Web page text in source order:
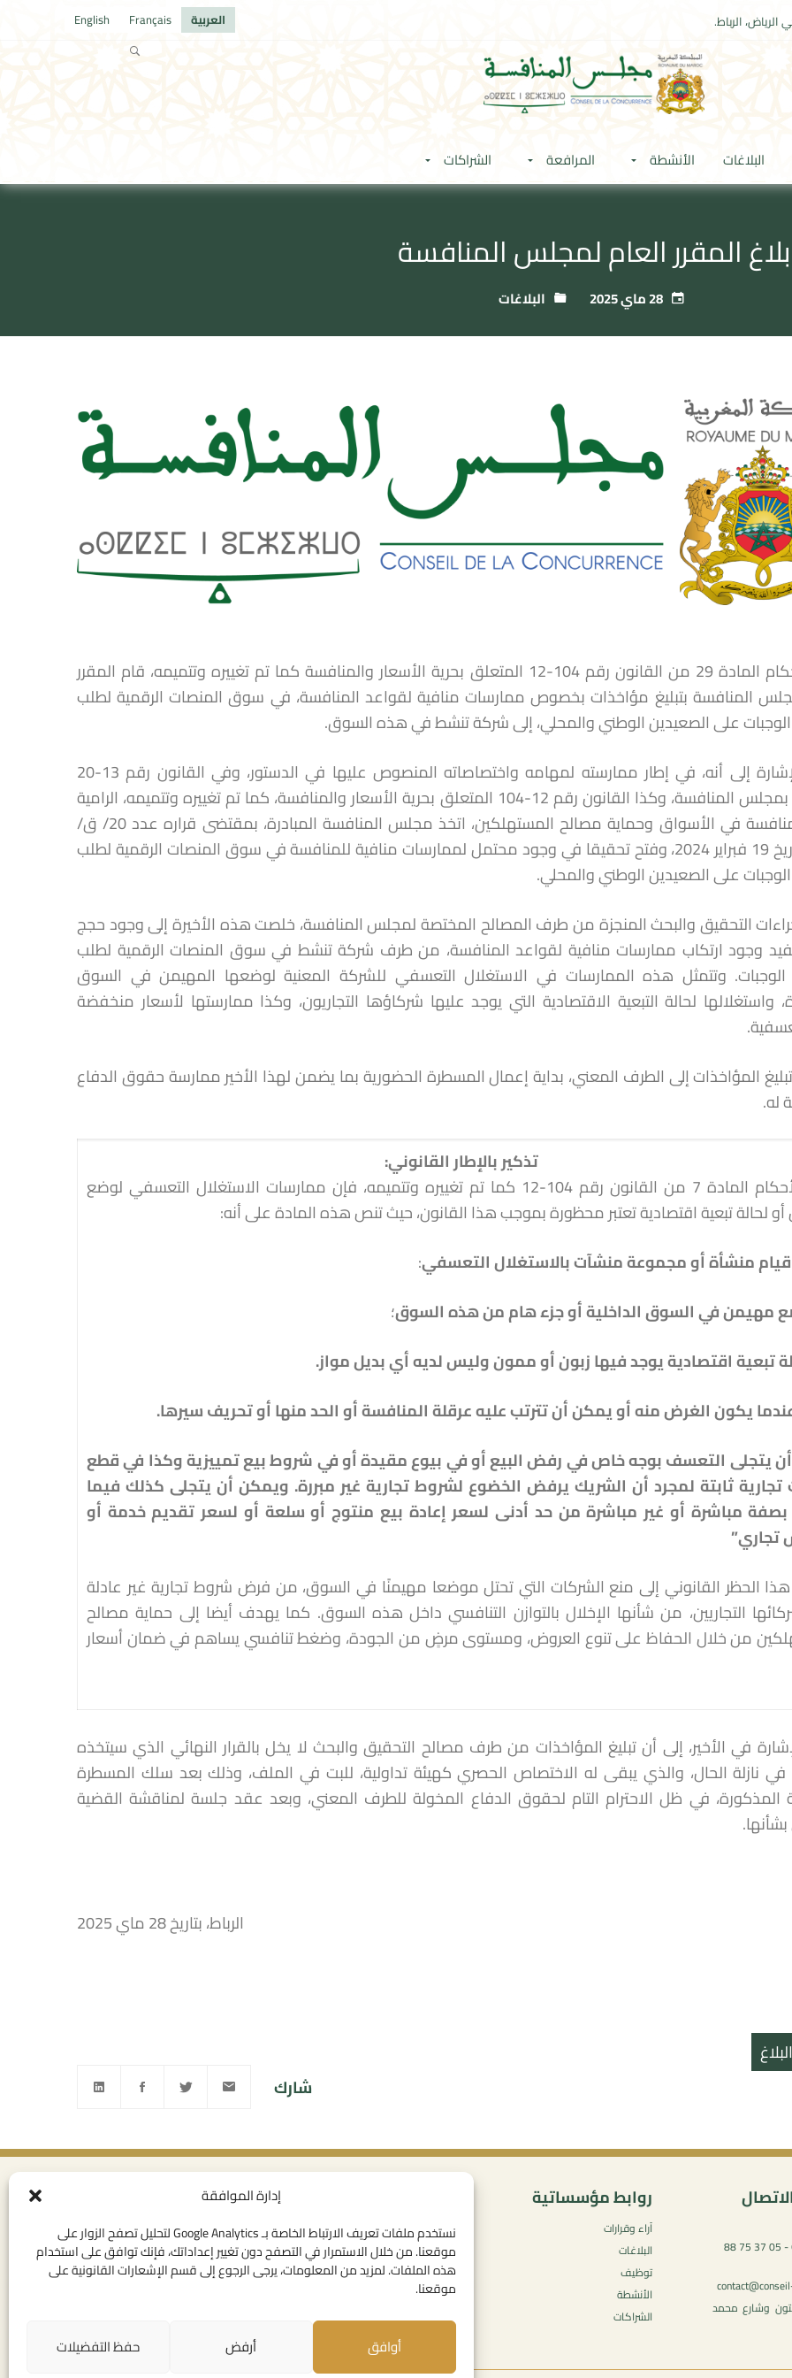
إدارة الموافقة
نستخدم ملفات تعريف الارتباط الخاصة بـ Google Analytics لتحليل تصفح الزوار على
موقعنا. من خلال الاستمرار في التصفح دون تغيير إعداداتك، فإنك توافق على استخدام
هذه الملفات. لمزيد من المعلومات، يرجى الرجوع إلى قسم الإشعارات القانونية على
موقعنا.
أوافق أرفض حفظ التفضيلات
الرياض، الرباط. العربية Français
English
البلاغات الأنشطة المرافعة الشراكات
بلاغ المقرر العام لمجلس المنافسة
28 ماي 2025 البلاغات
طبقا لأحكام المادة 29 من القانون رقم 104-12 المتعلق بحرية الأسعار والمنافسة كما تم تغييره وتتميمه، قام المقرر
المنافسة بتبليغ مؤاخذات بخصوص ممارسات منافية لقواعد المنافسة، في سوق المنصات الرقمية لطلب
على الصعيدين الوطني والمحلي، إلى شركة تنشط في هذه السوق.
وتجدر الإشارة إلى أنه، في إطار ممارسته لمهامه واختصاصاته المنصوص عليها في الدستور، وفي القانون رقم 13-20
المتعلق بمجلس المنافسة، وكذا القانون رقم 12-104 المتعلق بحرية الأسعار والمنافسة، كما تم تغييره وتتميمه، الرامية
لضبط المنافسة في الأسواق وحماية مصالح المستهلكين، اتخذ مجلس المنافسة المبادرة، بمقتضى قراره عدد 20/ ق/
2024 بتاريخ 19 فبراير 2024، وفتح تحقيقا في وجود محتمل لممارسات منافية للمنافسة في سوق المنصات الرقمية لطلب
على الصعيدين الوطني والمحلي.
التحقيق والبحث المنجزة من طرف المصالح المختصة لمجلس المنافسة، خلصت هذه الأخيرة إلى وجود حجج
وجود ارتكاب ممارسات منافية لقواعد المنافسة، من طرف شركة تنشط في سوق المنصات الرقمية لطلب
وتتمثل هذه الممارسات في الاستغلال التعسفي للشركة المعنية لوضعها المهيمن في السوق
واستغلالها لحالة التبعية الاقتصادية التي يوجد عليها شركاؤها التجاريون، وكذا ممارستها لأسعار منخفضة
المؤاخذات إلى الطرف المعني، بداية إعمال المسطرة الحضورية بما يضمن لهذا الأخير ممارسة حقوق الدفاع
له.
تذكيربالإطارالقانوني:
طبقا لأحكام المادة 7 من القانون رقم 104-12 كما تم تغييره وتتميمه، فإن ممارسات الاستغلال التعسفي لوضع
لحالة تبعية اقتصادية تعتبر محظورة بموجب هذا القانون، حيث تنص هذه المادة على أنه:
منشأة أو مجموعة منشآت بالاستغلال التعسفي:
مهيمن في السوق الداخلية أو جزء هام من هذه السوق؛
تبعية اقتصادية يوجد فيها زبون أو ممون وليس لديه أي بديل مواز.
يكون الغرض منه أو يمكن أن تترتب عليه عرقلة المنافسة أو الحد منها أو تحريف سيرها.
يتجلى التعسف بوجه خاص في رفض البيع أو في بيوع مقيدة أو في شروط بيع تمييزية وكذا في قطع
تجارية ثابتة لمجرد أن الشريك يرفض الخضوع لشروط تجارية غير مبررة. ويمكن أن يتجلى كذلك فيما
مباشرة أو غير مباشرة من حد أدنى لسعر إعادة بيع منتوج أو سلعة أو لسعر تقديم خدمة أو
تجاري”
الحظر القانوني إلى منع الشركات التي تحتل موضعا مهيمنًا في السوق، من فرض شروط تجارية غير عادلة
التجاريين، من شأنها الإخلال بالتوازن التنافسي داخل هذه السوق. كما يهدف أيضا إلى حماية مصالح
من خلال الحفاظ على تنوع العروض، ومستوى مرضٍ من الجودة، وضغط تنافسي يساهم في ضمان أسعار
في الأخير، إلى أن تبليغ المؤاخذات من طرف مصالح التحقيق والبحث لا يخل بالقرار النهائي الذي سيتخذه
نازلة الحال، والذي يبقى له الاختصاص الحصري كهيئة تداولية، للبت في الملف، وذلك بعد سلك المسطرة
المذكورة، في ظل الاحترام التام لحقوق الدفاع المخولة للطرف المعني، وبعد عقد جلسة لمناقشة القضية
الرباط، بتاريخ 28 ماي 2025
شارك
05 37 75 61 62 - 05 37 75 88
وشارع محمد
روابط مؤسساتية
آراء وقرارات
البلاغات
توظيف
الأنشطة
الشراكات
سياسة الخصوصية
شروط الاستخدام العامة
الإشعارات القانونية
سياسة ملفات تعريف الارتباط
(الكوكيز)
روابط مفيدة
الإتصال بنا
المهام
روابط مؤسساتية